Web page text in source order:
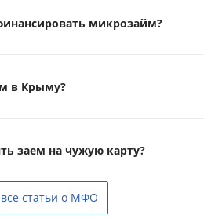
микрозайм?
в Крыму?
заем на чужую карту?
статьи о МФО